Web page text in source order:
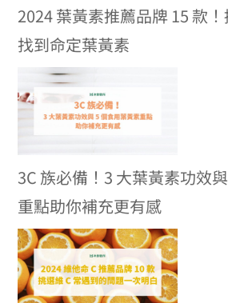
2024 葉黃素推薦品牌 15 款
找到命定葉黃素
3C 族必備！3 大葉黃素功效
重點助你補充更有感